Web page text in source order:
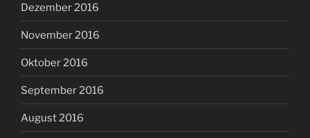
Dezember 2016
November 2016
Oktober 2016
September 2016
August 2016